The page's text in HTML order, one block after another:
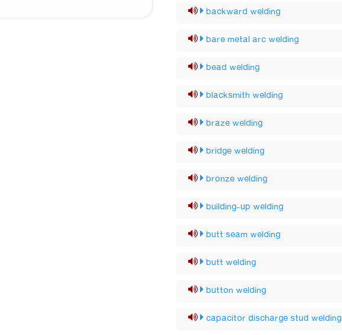
backward welding
bare metal arc welding
bead welding
blacksmith welding
braze welding
bridge welding
bronze welding
building-up welding
butt seam welding
butt welding
button welding
capacitor discharge stud welding